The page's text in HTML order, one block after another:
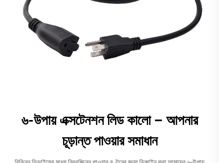
৬-উপায় এক্সটেনশন লিড কালো – আপনার
চূড়ান্ত পাওয়ার সমাধান